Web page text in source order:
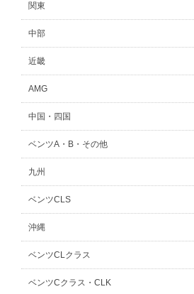
関東
中部
近畿
AMG
中国・四国
ベンツA・B・その他
九州
ベンツCLS
沖縄
ベンツCLクラス
ベンツCクラス・CLK